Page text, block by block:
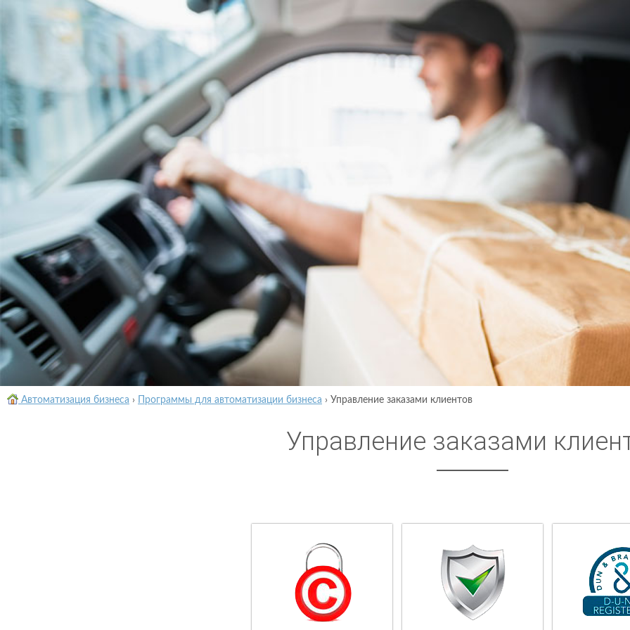
Автоматизация бизнеса › Программы для автоматизации бизнеса › Управление заказами клиентов
Управление заказами